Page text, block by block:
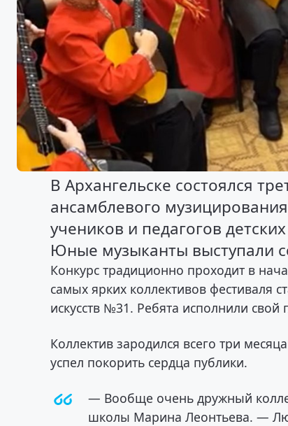
В Архангельске состоялся
ансамблевого
учеников и педагогов
Юные музыканты выступали
Конкурс традиционно проходит в
самых ярких коллективов фестиваля
искусств №31. Ребята исполнили
Коллектив зародился всего три
успел покорить сердца публики.
— Вообще очень дружный
школы Марина Леонтьева. —